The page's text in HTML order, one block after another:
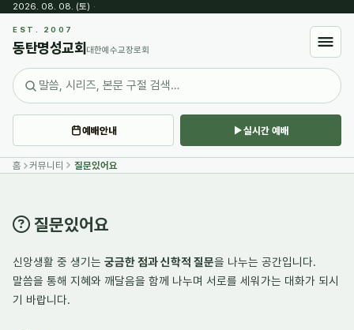
2026. 08. 08. (토) ·
EST. 2007
동탄명성교회 대한예수교장로회
예배안내 실시간 예배
홈 커뮤니티 질문있어요
질문있어요
신앙생활 중 생기는 궁금한 점과 신학적 질문을 나누는 공간입니다.
말씀을 통해 지혜와 깨달음을 함께 나누며 서로를 세워가는 대화가 되시
기 바랍니다.
Sketchbook5, 스케치북5
Sketchbook5, 스케치북5